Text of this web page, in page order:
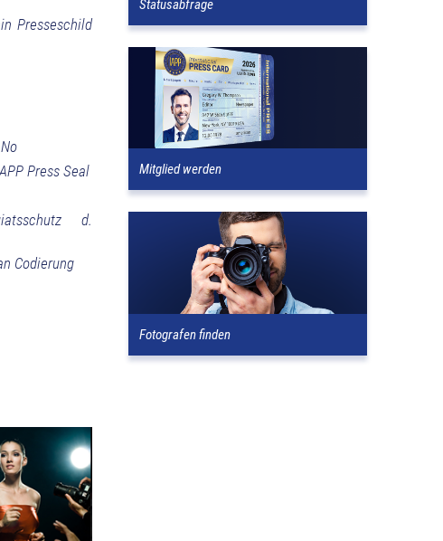
Presseschild
Press Seal
d.
Codierung
Statusabfrage
Mitglied werden
Fotografen finden